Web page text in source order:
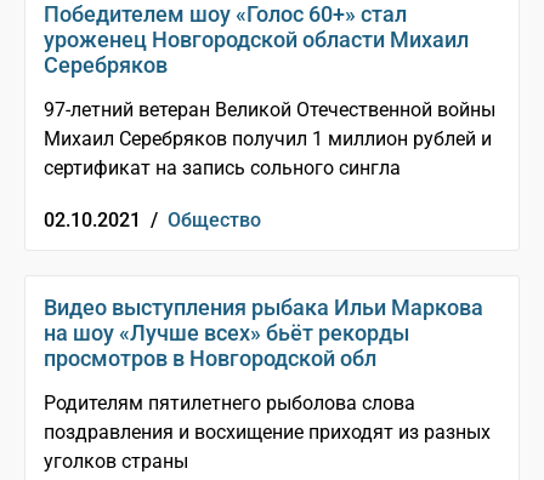
Победителем шоу «Голос 60+» стал
уроженец Новгородской области Михаил
Серебряков
97-летний ветеран Великой Отечественной войны
Михаил Серебряков получил 1 миллион рублей и
сертификат на запись сольного сингла
02.10.2021 / Общество
Видео выступления рыбака Ильи Маркова
на шоу «Лучше всех» бьёт рекорды
просмотров в Новгородской обл
Родителям пятилетнего рыболова слова
поздравления и восхищение приходят из разных
уголков страны